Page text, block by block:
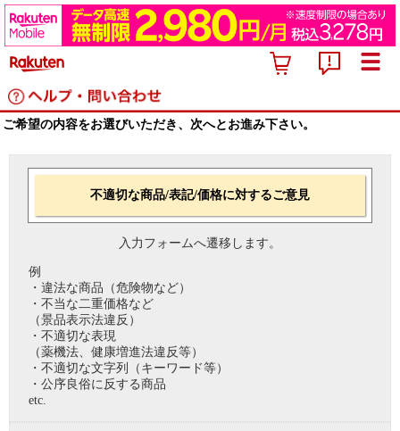
ご希望の内容をお選びいただき、次へとお進み下さい。
不適切な商品/表記/価格に対するご意見
入力フォームへ遷移します。
例
・違法な商品（危険物など）
・不当な二重価格など
（景品表示法違反）
・不適切な表現
（薬機法、健康増進法違反等）
・不適切な文字列（キーワード等）
・公序良俗に反する商品
etc.